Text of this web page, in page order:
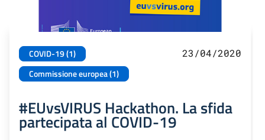
COVID-19 (1)
Commissione europea (1)
23/04/2020
#EUvsVIRUS Hackathon. La sfida
partecipata al COVID-19